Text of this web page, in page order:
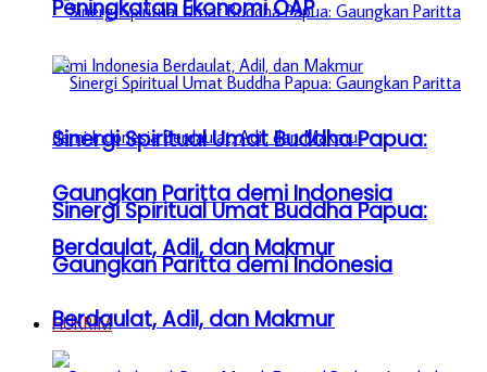
Sinergi Spiritual Umat Buddha Papua:
Gaungkan Paritta demi Indonesia
Berdaulat, Adil, dan Makmur
HUKRIM
Peningkatan Ekonomi OAP
Sinergi Spiritual Umat Buddha Papua:
Gaungkan Paritta demi Indonesia
Berdaulat, Adil, dan Makmur